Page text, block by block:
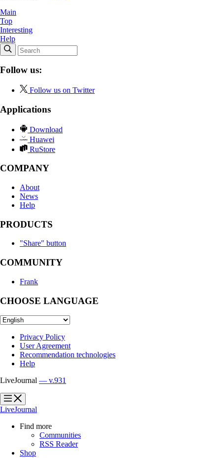
Main
Top
Interesting
Help
Follow us:
Follow us on Twitter
Applications
Download
Huawei
RuStore
COMPANY
About
News
Help
PRODUCTS
"Share" button
COMMUNITY
Frank
CHOOSE LANGUAGE
Privacy Policy
User Agreement
Recommendation technologies
Help
LiveJournal — v.931
?
?
LiveJournal
Find more
Communities
RSS Reader
Shop